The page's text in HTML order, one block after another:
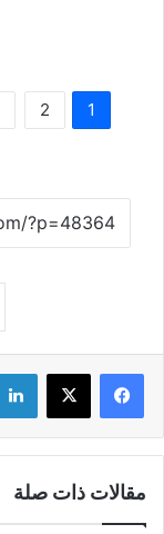
1
2
مقالات ذات صلة